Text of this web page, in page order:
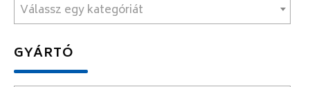
Válassz egy kategóriát
GYÁRTÓ